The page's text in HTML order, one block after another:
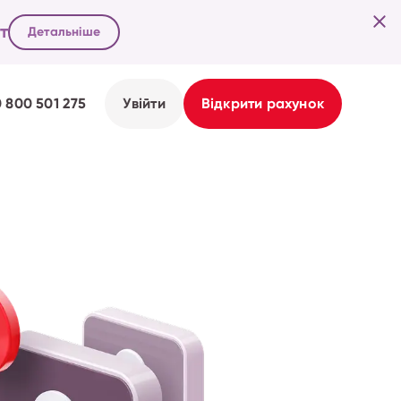
Детальніше
800 501 275 Увійти Відкрити рахунок